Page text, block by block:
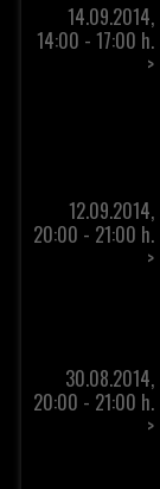
14.09.2014,
14:00 - 17:00 h.
>
12.09.2014,
20:00 - 21:00 h.
>
30.08.2014,
20:00 - 21:00 h.
>